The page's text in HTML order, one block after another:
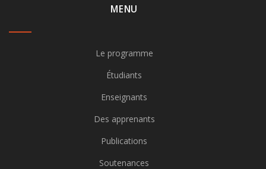
MENU
Le programme
Étudiants
Enseignants
Des apprenants
Publications
Soutenances